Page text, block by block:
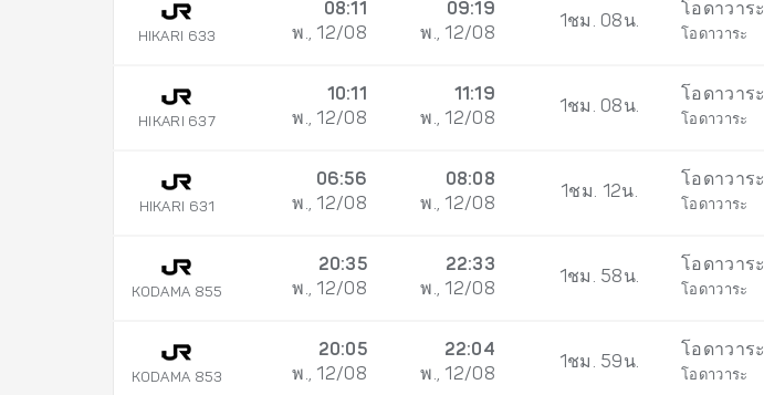
HIKARI 633
08:11
พ., 12/08
09:19
พ., 12/08
1ชม. 08น.
โอดาวาระ
โอดาวาระ
HIKARI 637
10:11
พ., 12/08
11:19
พ., 12/08
1ชม. 08น.
โอดาวาระ
โอดาวาระ
HIKARI 631
06:56
พ., 12/08
08:08
พ., 12/08
1ชม. 12น.
โอดาวาระ
โอดาวาระ
KODAMA 855
20:35
พ., 12/08
22:33
พ., 12/08
1ชม. 58น.
โอดาวาระ
โอดาวาระ
KODAMA 853
20:05
พ., 12/08
22:04
พ., 12/08
1ชม. 59น.
โอดาวาระ
โอดาวาระ